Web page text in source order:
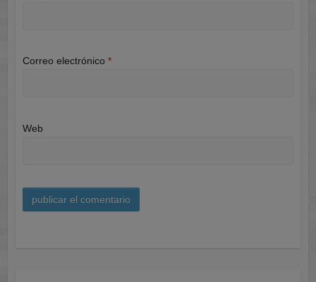
Correo electrónico *
Web